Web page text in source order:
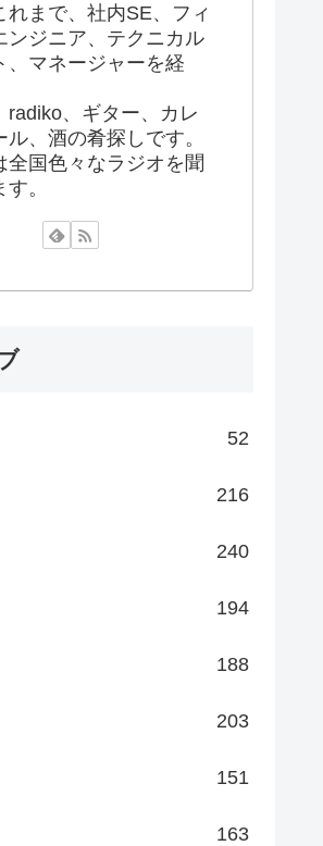
れまで、社内SE、フィ
ンジニア、テクニカル
、マネージャーを経
radiko、ギター、カレ
ル、酒の肴探しです。
全国色々なラジオを聞
。
52
216
240
194
188
203
151
163